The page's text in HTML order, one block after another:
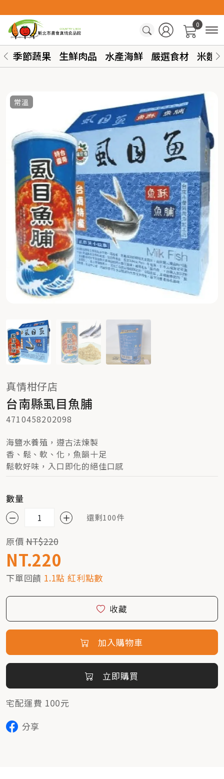
0
季節蔬果 生鮮肉品 水產海鮮 嚴選食材 米麵
常溫
真情柑仔店
台南縣虱目魚脯
4710458202098
海鹽水養殖，遵古法煉製
香、鬆、軟、化，魚韻十足
鬆軟好味，入口即化的絕佳口感
數量
還剩100件
原價NT$220
NT.220
下單回饋 1.1點 紅利點數
收藏
加入購物車
立即購買
宅配運費 100元
分享